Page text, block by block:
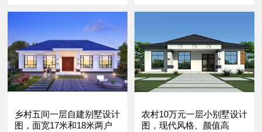
乡村五间一层自建别墅设计
图，面宽17米和18米两户
农村10万元一层小别墅设计
图，现代风格、颜值高